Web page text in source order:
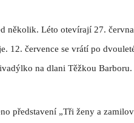
několik. Léto otevírají 27.
12. července se vrátí po
na dlani Těžkou
představení „Tři ženy a